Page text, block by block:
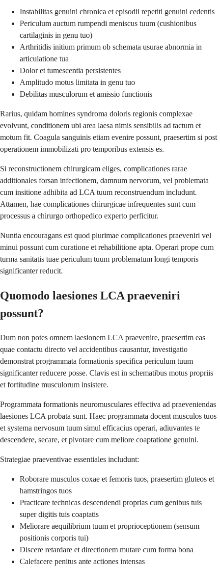
Instabilitas genuini chronica et episodii repetiti genuini cedentis
Periculum auctum rumpendi meniscus tuum (cushionibus
cartilaginis in genu tuo)
Arthritidis initium primum ob schemata usurae abnormia in
articulatione tua
Dolor et tumescentia persistentes
Amplitudo motus limitata in genu tuo
Debilitas musculorum et amissio functionis
Rarius, quidam homines syndroma doloris regionis complexae
evolvunt, conditionem ubi area laesa nimis sensibilis ad tactum et
motum fit. Coagula sanguinis etiam evenire possunt, praesertim si post
operationem immobilizati pro temporibus extensis es.
Si reconstructionem chirurgicam eliges, complicationes rarae
additionales forsan infectionem, damnum nervorum, vel problemata
cum insitione adhibita ad LCA tuum reconstruendum includunt.
Attamen, hae complicationes chirurgicae infrequentes sunt cum
processus a chirurgo orthopedico experto perficitur.
Nuntia encouragans est quod plurimae complicationes praeveniri vel
minui possunt cum curatione et rehabilitione apta. Operari prope cum
turma sanitatis tuae periculum tuum problematum longi temporis
significanter reducit.
Quomodo laesiones LCA praeveniri
possunt?
Dum non potes omnem laesionem LCA praevenire, praesertim eas
quae contactu directo vel accidentibus causantur, investigatio
demonstrat programmata formationis specifica periculum tuum
significanter reducere posse. Clavis est in schematibus motus propriis
et fortitudine musculorum insistere.
Programmata formationis neuromusculares effectiva ad praeveniendas
laesiones LCA probata sunt. Haec programmata docent musculos tuos
et systema nervosum tuum simul efficacius operari, adiuvantes te
descendere, secare, et pivotare cum meliore coaptatione genuini.
Strategiae praeventivae essentiales includunt:
Roborare musculos coxae et femoris tuos, praesertim gluteos et
hamstringos tuos
Practicare technicas descendendi proprias cum genibus tuis
super digitis tuis coaptatis
Meliorare aequilibrium tuum et proprioceptionem (sensum
positionis corporis tui)
Discere retardare et directionem mutare cum forma bona
Calefacere penitus ante actiones intensas